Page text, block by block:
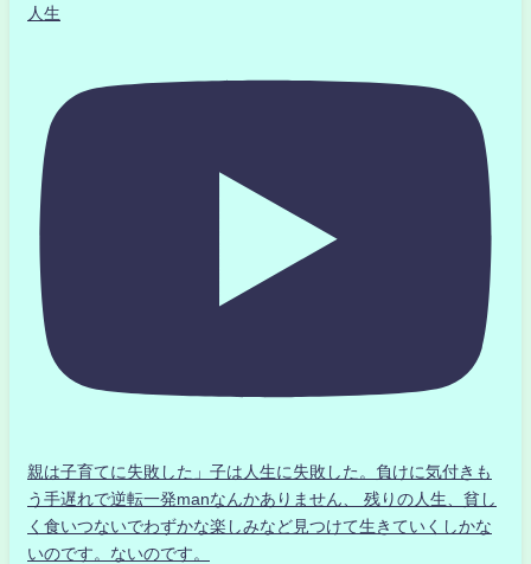
人生
親は子育てに失敗した」子は人生に失敗した。負けに気付きも
う手遅れで逆転一発manなんかありません、 残りの人生、貧し
く食いつないでわずかな楽しみなど見つけて生きていくしかな
いのです。ないのです。